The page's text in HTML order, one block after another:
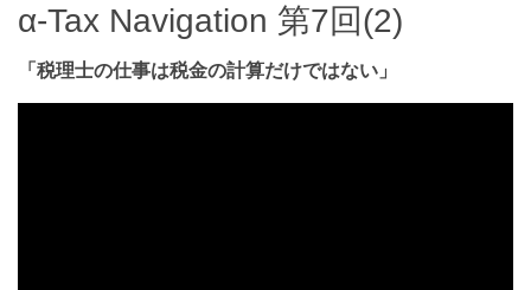
α-Tax Navigation 第7回(2)
「税理士の仕事は税金の計算だけではない」